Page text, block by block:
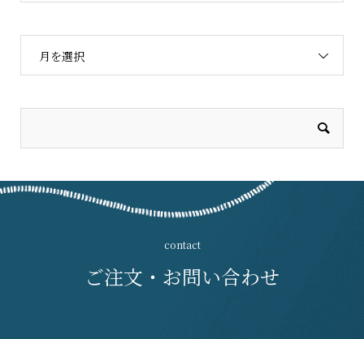
月を選択
ご注文・お問い合わせ